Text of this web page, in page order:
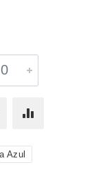
Azul